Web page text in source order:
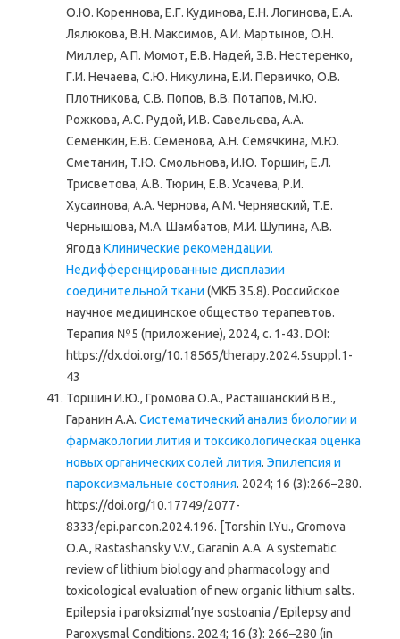
О.Ю. Кореннова, Е.Г. Кудинова, Е.Н. Логинова, Е.А.
Лялюкова, В.Н. Максимов, А.И. Мартынов, О.Н.
Миллер, А.П. Момот, Е.В. Надей, З.В. Нестеренко,
Г.И. Нечаева, С.Ю. Никулина, Е.И. Первичко, О.В.
Плотникова, С.В. Попов, В.В. Потапов, М.Ю.
Рожкова, А.С. Рудой, И.В. Савельева, А.А.
Семенкин, Е.В. Семенова, А.Н. Семячкина, М.Ю.
Сметанин, Т.Ю. Смольнова, И.Ю. Торшин, Е.Л.
Трисветова, А.В. Тюрин, Е.В. Усачева, Р.И.
Хусаинова, А.А. Чернова, А.М. Чернявский, Т.Е.
Чернышова, М.А. Шамбатов, М.И. Шупина, А.В.
Ягода Клинические рекомендации.
Недифференцированные дисплазии
соединительной ткани (МКБ 35.8). Российское
научное медицинское общество терапевтов.
Терапия №5 (приложение), 2024, с. 1-43. DOI:
https://dx.doi.org/10.18565/therapy.2024.5suppl.1-
43
Торшин И.Ю., Громова О.А., Расташанский В.В.,
Гаранин А.А. Систематический анализ биологии и
фармакологии лития и токсикологическая оценка
новых органических солей лития. Эпилепсия и
пароксизмальные состояния. 2024; 16 (3):266–280.
https://doi.org/10.17749/2077-
8333/epi.par.con.2024.196. [Torshin I.Yu., Gromova
O.A., Rastashansky V.V., Garanin A.A. A systematic
review of lithium biology and pharmacology and
toxicological evaluation of new organic lithium salts.
Epilepsia i paroksizmal’nye sostoania / Epilepsy and
Paroxysmal Conditions. 2024; 16 (3): 266–280 (in